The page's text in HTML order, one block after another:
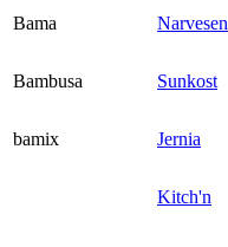
Bama
Narvesen
Bambusa Sunkost
bamix
Jernia
Kitch'n